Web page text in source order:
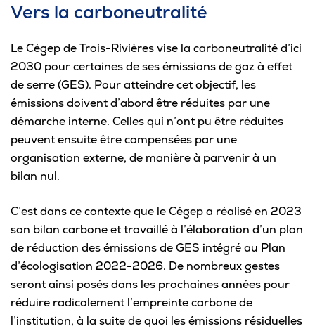
Vers la carboneutralité
Le Cégep de Trois-Rivières vise la carboneutralité d’ici
2030 pour certaines de ses émissions de gaz à effet
de serre (GES). Pour atteindre cet objectif, les
émissions doivent d’abord être réduites par une
démarche interne. Celles qui n’ont pu être réduites
peuvent ensuite être compensées par une
organisation externe, de manière à parvenir à un
bilan nul.
C’est dans ce contexte que le Cégep a réalisé en 2023
son bilan carbone et travaillé à l’élaboration d’un plan
de réduction des émissions de GES intégré au Plan
d’écologisation 2022-2026. De nombreux gestes
seront ainsi posés dans les prochaines années pour
réduire radicalement l’empreinte carbone de
l’institution, à la suite de quoi les émissions résiduelles